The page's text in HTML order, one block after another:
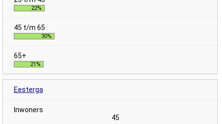
22%
30%
21%
Eesterga
45